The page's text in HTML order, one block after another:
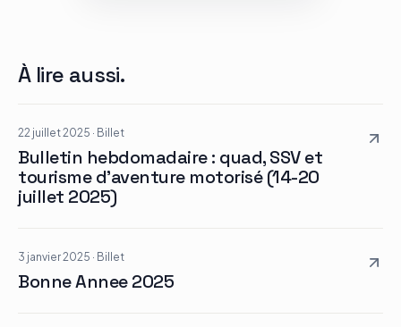
À lire aussi.
22 juillet 2025 · Billet
Bulletin hebdomadaire : quad, SSV et
tourisme d’aventure motorisé (14-20
juillet 2025)
3 janvier 2025 · Billet
Bonne Annee 2025